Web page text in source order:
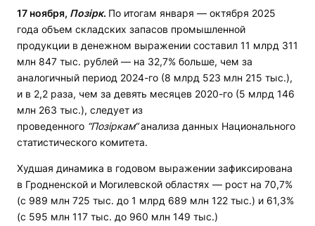
17 ноября, Позірк. По итогам января — октября 2025
года объем складских запасов промышленной
продукции в денежном выражении составил 11 млрд 311
млн 847 тыс. рублей — на 32,7% больше, чем за
аналогичный период 2024-го (8 млрд 523 млн 215 тыс.),
и в 2,2 раза, чем за девять месяцев 2020-го (5 млрд 146
млн 263 тыс.), следует из
проведенного “Позiркам“анализа данных Национального
статистического комитета.
Худшая динамика в годовом выражении зафиксирована
в Гродненской и Могилевской областях — рост на 70,7%
(с 989 млн 725 тыс. до 1 млрд 689 млн 122 тыс.) и 61,3%
(с 595 млн 117 тыс. до 960 млн 149 тыс.)